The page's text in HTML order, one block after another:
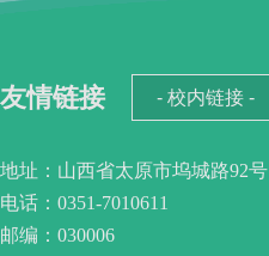
友情链接
地址：山西省太原市坞城路92号
电话：0351-7010611
邮编：030006